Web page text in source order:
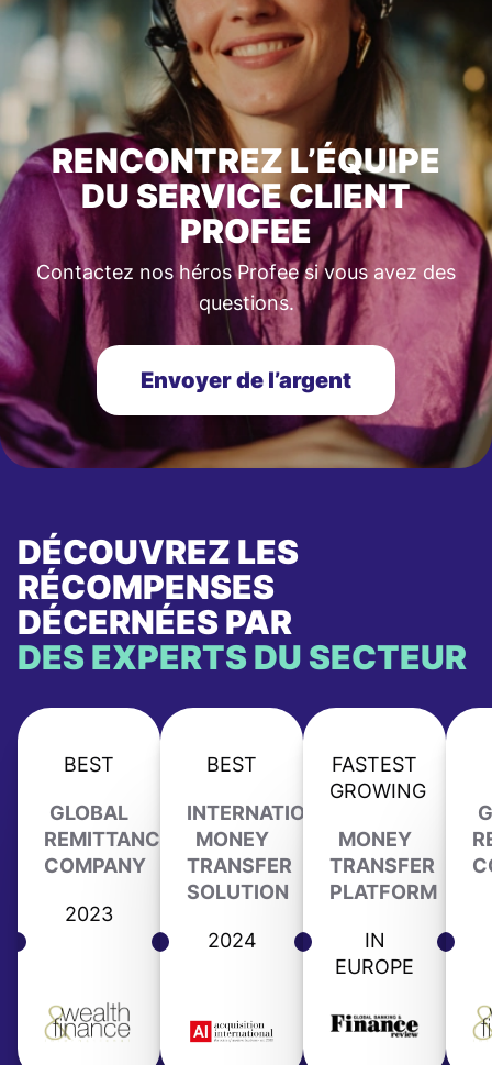
RENCONTREZ L’ÉQUIPE
DU SERVICE CLIENT
PROFEE
Contactez nos héros Profee si vous avez des
questions.
Envoyer de l’argent
DÉCOUVREZ LES
RÉCOMPENSES
DÉCERNÉES PAR
DES EXPERTS DU SECTEUR
BEST
GLOBAL
REMITTANCE
COMPANY
2023
BEST
INTERNATIONAL
MONEY
TRANSFER
SOLUTION
2024
FASTEST
GROWING
MONEY
TRANSFER
PLATFORM
IN
EUROPE